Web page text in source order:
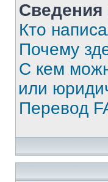
Сведения
Кто
Почему
С кем
или
Перевод